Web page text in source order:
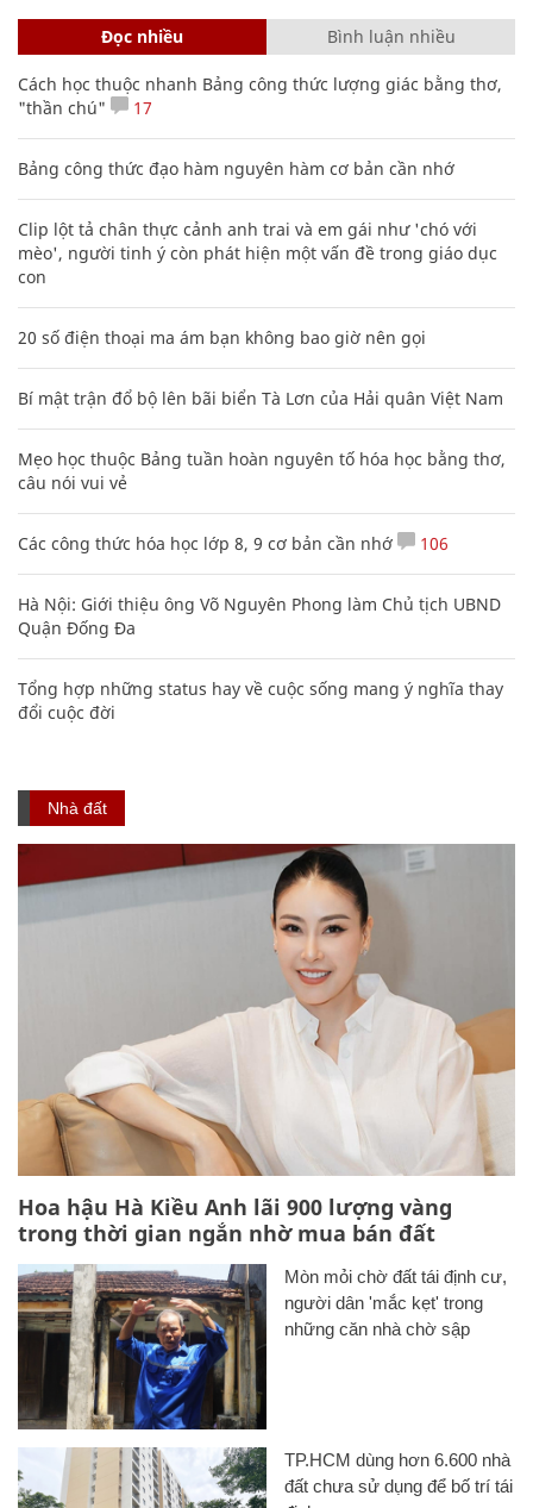
Đọc nhiều Bình luận nhiều
Cách học thuộc nhanh Bảng công thức lượng giác bằng thơ,
"thần chú"
17
Bảng công thức đạo hàm nguyên hàm cơ bản cần nhớ
Clip lột tả chân thực cảnh anh trai và em gái như 'chó với
mèo', người tinh ý còn phát hiện một vấn đề trong giáo dục
con
20 số điện thoại ma ám bạn không bao giờ nên gọi
Bí mật trận đổ bộ lên bãi biển Tà Lơn của Hải quân Việt Nam
Mẹo học thuộc Bảng tuần hoàn nguyên tố hóa học bằng thơ,
câu nói vui vẻ
Các công thức hóa học lớp 8, 9 cơ bản cần nhớ 106
Hà Nội: Giới thiệu ông Võ Nguyên Phong làm Chủ tịch UBND
Quận Đống Đa
Tổng hợp những status hay về cuộc sống mang ý nghĩa thay
đổi cuộc đời
Nhà đất
Hoa hậu Hà Kiều Anh lãi 900 lượng vàng
trong thời gian ngắn nhờ mua bán đất
Mòn mỏi chờ đất tái định cư,
người dân 'mắc kẹt' trong
những căn nhà chờ sập
TP.HCM dùng hơn 6.600 nhà
đất chưa sử dụng để bố trí tái